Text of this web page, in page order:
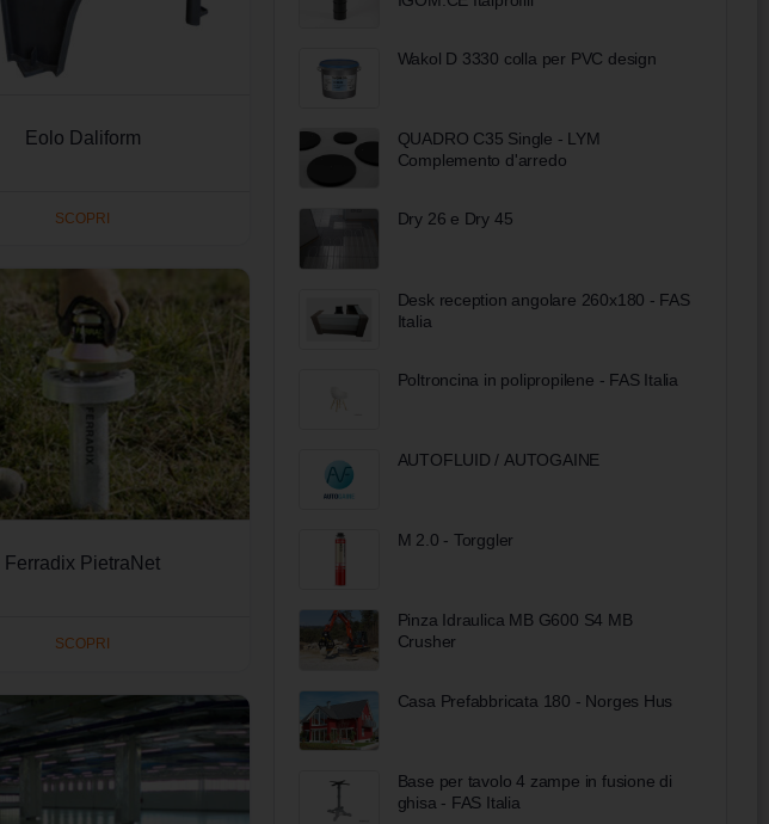
Eolo Daliform
SCOPRI
Ferradix PietraNet
SCOPRI
Wakol D 3330 colla per PVC design
QUADRO C35 Single - LYM
Complemento d'arredo
Dry 26 e Dry 45
Desk reception angolare 260x180 - FAS
Italia
Poltroncina in polipropilene - FAS Italia
AUTOFLUID / AUTOGAINE
M 2.0 - Torggler
Pinza Idraulica MB G600 S4 MB
Crusher
Casa Prefabbricata 180 - Norges Hus
Base per tavolo 4 zampe in fusione di
ghisa - FAS Italia